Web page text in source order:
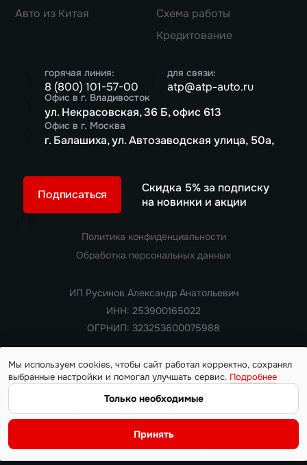
Авто из Китая
Схема работы
Кредитование
горячая линия:
8 (800) 101-57-00
для связи:
atp@atp-auto.ru
Офис в г. Владивосток
ул. Некрасовская, 36 Б, офис 613
Офис в г. Москва
г. Балашиха, ул. Автозаводская улица, 50а,
Скидка 5% за подписку
на новинки и акции
Подписаться
Copyright 2018 — 2026. Все права защищены
Информация на сайте носит ознакомительный характер и не
статьи 437 Гражданского кодекса РФ. Цены, характеристики,
наличие автомобилей и условия поставки уточняются у
Политика конфиденциальности
Обработка персональных данных
ИП Русинов Александр Анатольевич
ИНН: 253900165022
ОГРНИП: 323253600075988
Мы используем cookies, чтобы сайт работал корректно, сохранял
выбранные настройки и помогал улучшать сервис. Подробнее
Только необходимые
Принять